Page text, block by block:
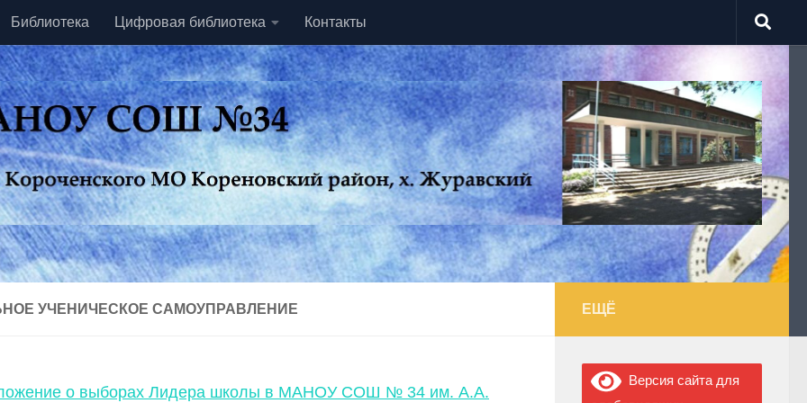
Библиотека Цифровая библиотека Контакты
УЧЕНИЧЕСКОЕ САМОУПРАВЛЕНИЕ
о выборах Лидера школы в МАНОУ СОШ № 34 им. А.А.
ЕЩЁ
Версия сайта для